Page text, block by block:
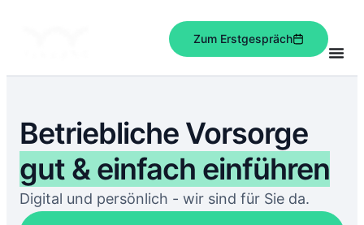
Zum Erstgespräch
Betriebliche Vorsorge
gut & einfach einführen
Digital und persönlich - wir sind für Sie da.